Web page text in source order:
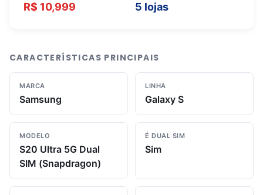
R$ 10,999 5 lojas
CARACTERÍSTICAS PRINCIPAIS
MARCA
Samsung
LINHA
Galaxy S
MODELO
S20 Ultra 5G Dual
SIM (Snapdragon)
É DUAL SIM
Sim